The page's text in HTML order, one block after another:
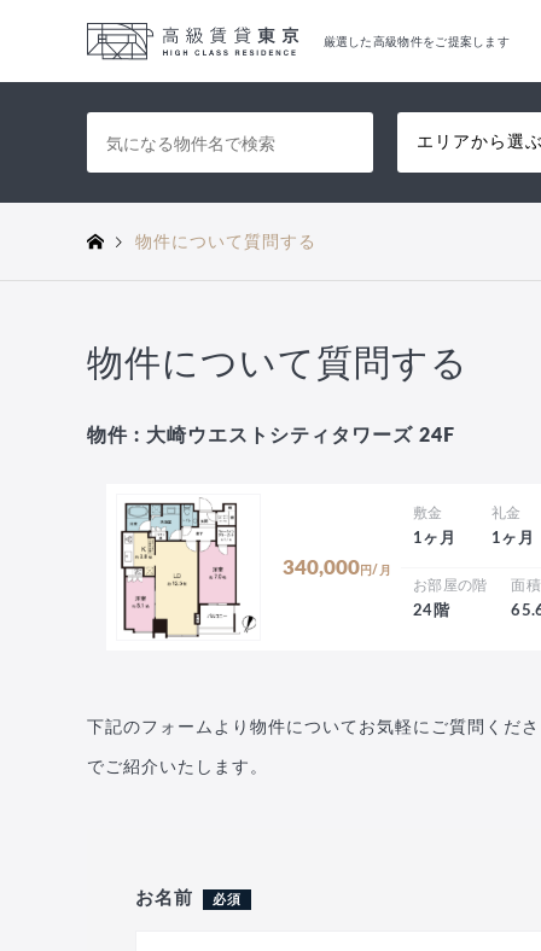
厳選した高級物件をご提案します
エリアから選
物件について質問する
物件について質問する
物件 : 大崎ウエストシティタワーズ 24F
340,000 円/月
敷金
1ヶ月
礼金
1ヶ月
お部屋の階
24階
面積
下記のフォームより物件についてお気軽にご質問くだ
でご紹介いたします。
お名前 必須